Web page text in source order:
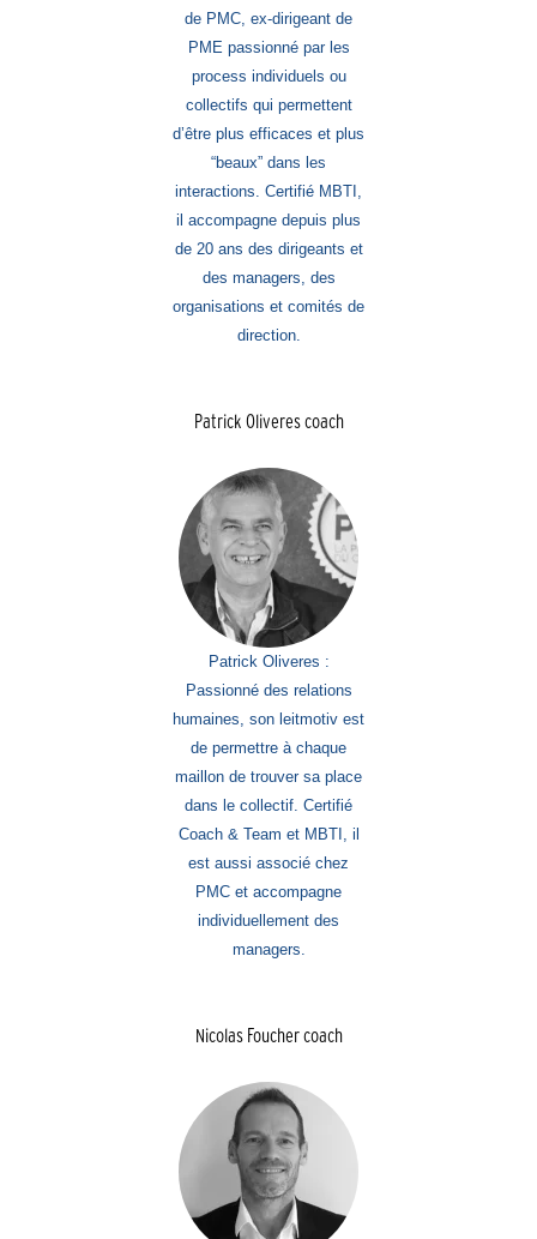
de PMC, ex-dirigeant de
PME passionné par les
process individuels ou
collectifs qui permettent
d’être plus efficaces et plus
“beaux” dans les
interactions. Certifié MBTI,
il accompagne depuis plus
de 20 ans des dirigeants et
des managers, des
organisations et comités de
direction.
Patrick Oliveres coach
Patrick Oliveres :
Passionné des relations
humaines, son leitmotiv est
de permettre à chaque
maillon de trouver sa place
dans le collectif. Certifié
Coach & Team et MBTI, il
est aussi associé chez
PMC et accompagne
individuellement des
managers.
Nicolas Foucher coach